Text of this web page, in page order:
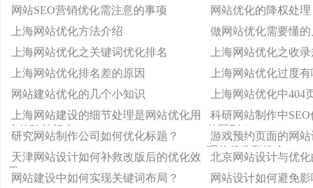
慢的问题？
网站SEO营销优化需注意的事项
网站优化的降权处理
上海网站优化方法介绍
做网站优化需要懂
上海网站优化之关键词优化排名
上海网站优化之收
上海网站优化排名差的原因
上海网站优化过度
网站建站优化的几个小知识
上海网站优化中404
上海网站建设的细节处理是网站优化用
户体验的根本
科研网站制作中
的区别？
研究网站制作公司如何优化标题？
游戏预约页面的网
理的优化和推广
天津网站设计如何补救改版后的优化效
果？
北京网站设计与优
网站建设中如何实现关键词布局？
网站设计如何避免